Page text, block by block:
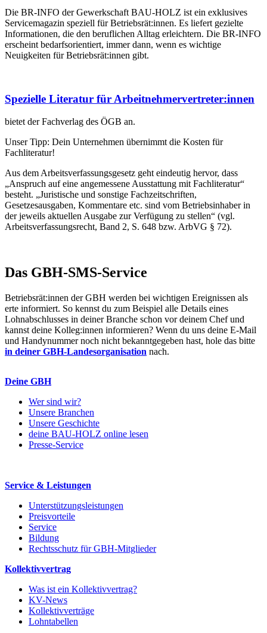
Die BR-INFO der Gewerkschaft BAU-HOLZ ist ein exklusives
Servicemagazin speziell für Betriebsrät:innen. Es liefert gezielte
Informationen, die den beruflichen Alltag erleichtern. Die BR-INFO
erscheint bedarfsorientiert, immer dann, wenn es wichtige
Neuigkeiten für Betriebsrät:innen gibt.
Spezielle Literatur für Arbeitnehmervertreter:innen
bietet der Fachverlag des ÖGB an.
Unser Tipp: Dein Unternehmen übernimmt die Kosten für
Fachliteratur!
Aus dem Arbeitsverfassungsgesetz geht eindeutig hervor, dass
„Anspruch auf eine angemessene Ausstattung mit Fachliteratur“
besteht. „Juristische und sonstige Fachzeitschriften,
Gesetzesausgaben, Kommentare etc. sind vom Betriebsinhaber in
der jeweils aktuellen Ausgabe zur Verfügung zu stellen“ (vgl.
Arbeitsverfassungsrecht, Band 2, S. 648 bzw. ArbVG § 72).
Das GBH-SMS-Service
Betriebsrät:innen der GBH werden bei wichtigen Ereignissen als
erte informiert. So kennst du zum Beispiel alle Details eines
Lohnabschlusses in deiner Branche schon vor deinem Chef und
kannst deine Kolleg:innen informieren? Wenn du uns deine E-Mail
und Handynummer noch nicht bekanntgegeben hast, hole das bitte
in deiner GBH-Landesorganisation nach.
Deine GBH
Wer sind wir?
Unsere Branchen
Unsere Geschichte
deine BAU-HOLZ online lesen
Presse-Service
Service & Leistungen
Unterstützungsleistungen
Preisvorteile
Service
Bildung
Rechtsschutz für GBH-Mitglieder
Kollektivvertrag
Was ist ein Kollektivvertrag?
KV-News
Kollektivverträge
Lohntabellen